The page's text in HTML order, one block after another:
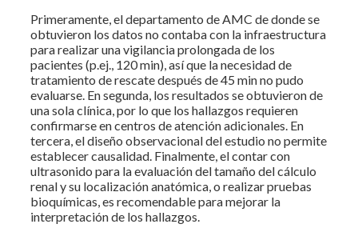
Primeramente, el departamento de AMC de donde se
obtuvieron los datos no contaba con la infraestructura
para realizar una vigilancia prolongada de los
pacientes (p.ej., 120 min), así que la necesidad de
tratamiento de rescate después de 45 min no pudo
evaluarse. En segunda, los resultados se obtuvieron de
una sola clínica, por lo que los hallazgos requieren
confirmarse en centros de atención adicionales. En
tercera, el diseño observacional del estudio no permite
establecer causalidad. Finalmente, el contar con
ultrasonido para la evaluación del tamaño del cálculo
renal y su localización anatómica, o realizar pruebas
bioquímicas, es recomendable para mejorar la
interpretación de los hallazgos.